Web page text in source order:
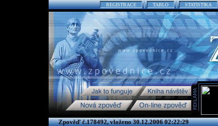
REGISTRACE TABLO STATISTIKA
Zpověď č.178492, vloženo 30.12.2006 02:22:29